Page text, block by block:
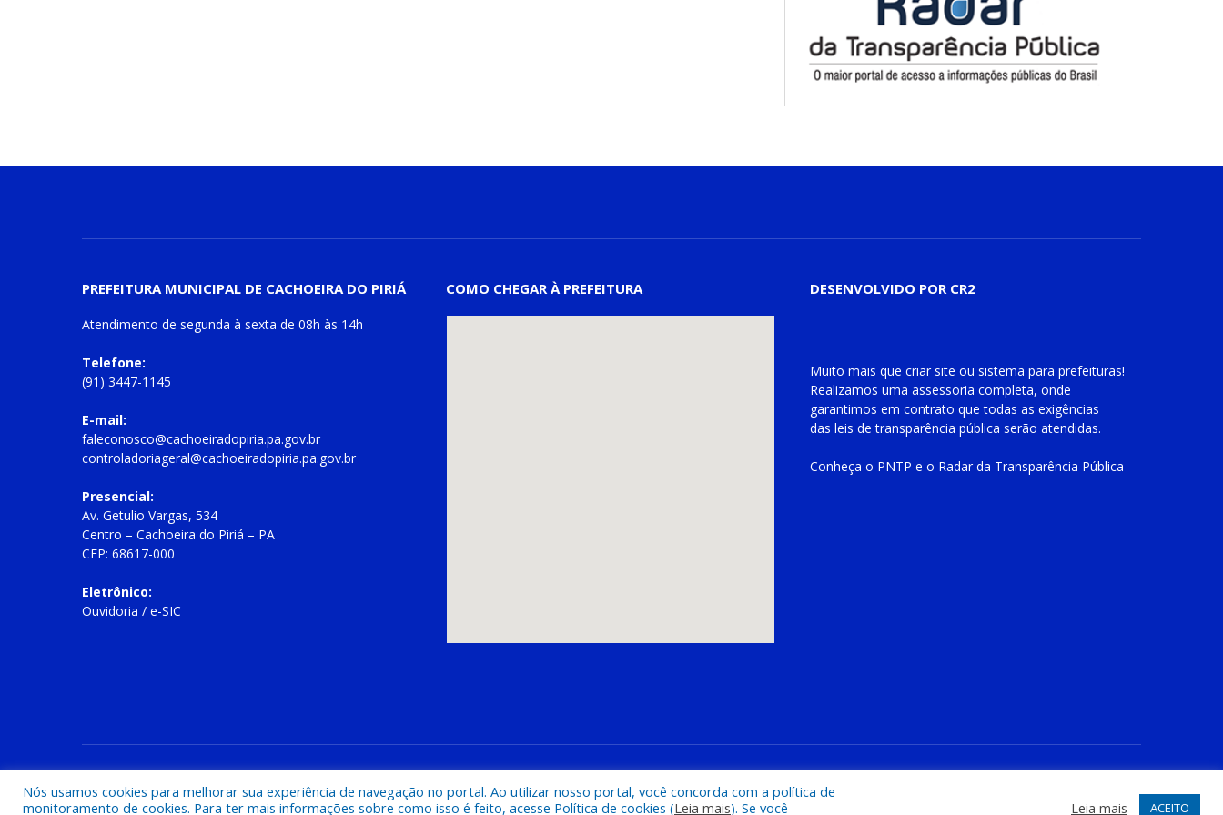
PREFEITURA MUNICIPAL DE CACHOEIRA DO PIRIÁ
Atendimento de segunda à sexta de 08h às 14h
Telefone:
(91) 3447-1145
E-mail:
faleconosco@cachoeiradopiria.pa.gov.br
controladoriageral@cachoeiradopiria.pa.gov.br
Presencial:
Av. Getulio Vargas, 534
Centro – Cachoeira do Piriá – PA
CEP: 68617-000
Eletrônico:
Ouvidoria / e-SIC
COMO CHEGAR À PREFEITURA DESENVOLVIDO POR CR2
Muito mais que criar site ou sistema para prefeituras!
Realizamos uma assessoria completa, onde
garantimos em contrato que todas as exigências
das leis de transparência pública serão atendidas.
Conheça o PNTP e o Radar da Transparência Pública
Nós usamos cookies para melhorar sua experiência de navegação no portal. Ao utilizar nosso portal, você concorda com a política de
monitoramento de cookies. Para ter mais informações sobre como isso é feito, acesse Política de cookies (Leia mais). Se você Leia mais ACEITO